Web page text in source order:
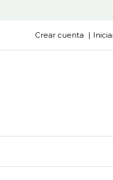
Crear cuenta